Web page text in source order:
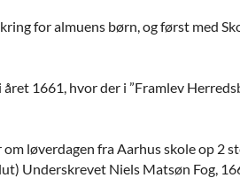
for almuens børn, og først med
1661, hvor der i ”Framlev
løverdagen fra Aarhus skole op 2
Underskrevet Niels Matsøn Fog,